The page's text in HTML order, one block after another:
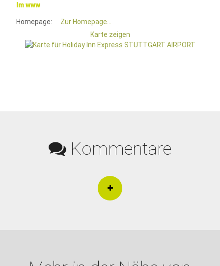
Im www
Homepage:
Zur Homepage...
Karte zeigen
Kommentare